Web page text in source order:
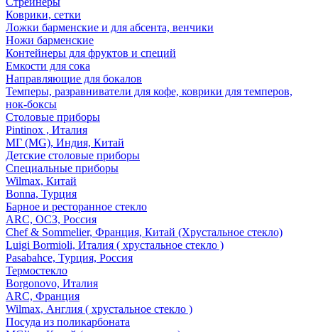
Коврики, сетки
Ложки барменские и для абсента, венчики
Ножи барменские
Контейнеры для фруктов и специй
Емкости для сока
Направляющие для бокалов
Темперы, разравниватели для кофе, коврики для темперов,
нок-боксы
Столовые приборы
Pintinox , Италия
МГ (MG), Индия, Китай
Детские столовые приборы
Специальные приборы
Wilmax, Китай
Bonna, Турция
Барное и ресторанное стекло
ARC, ОСЗ, Россия
Chef & Sommelier, Франция, Китай (Хрустальное стекло)
Luigi Bormioli, Италия ( хрустальное стекло )
Pasabahce, Турция, Россия
Термостекло
Borgonovo, Италия
ARC, Франция
Wilmax, Англия ( хрустальное стекло )
Посуда из поликарбоната